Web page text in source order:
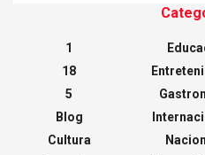
1
18
5
Blog
Cultura